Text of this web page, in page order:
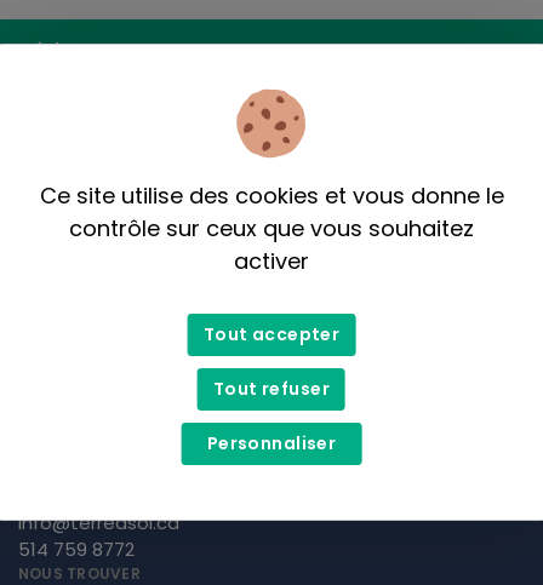
Infolettre
info@terreasoi.ca
514 759 8772
NOUS TROUVER
Ce site utilise des cookies et vous donne le
contrôle sur ceux que vous souhaitez
activer
Tout accepter
Tout refuser
Personnaliser